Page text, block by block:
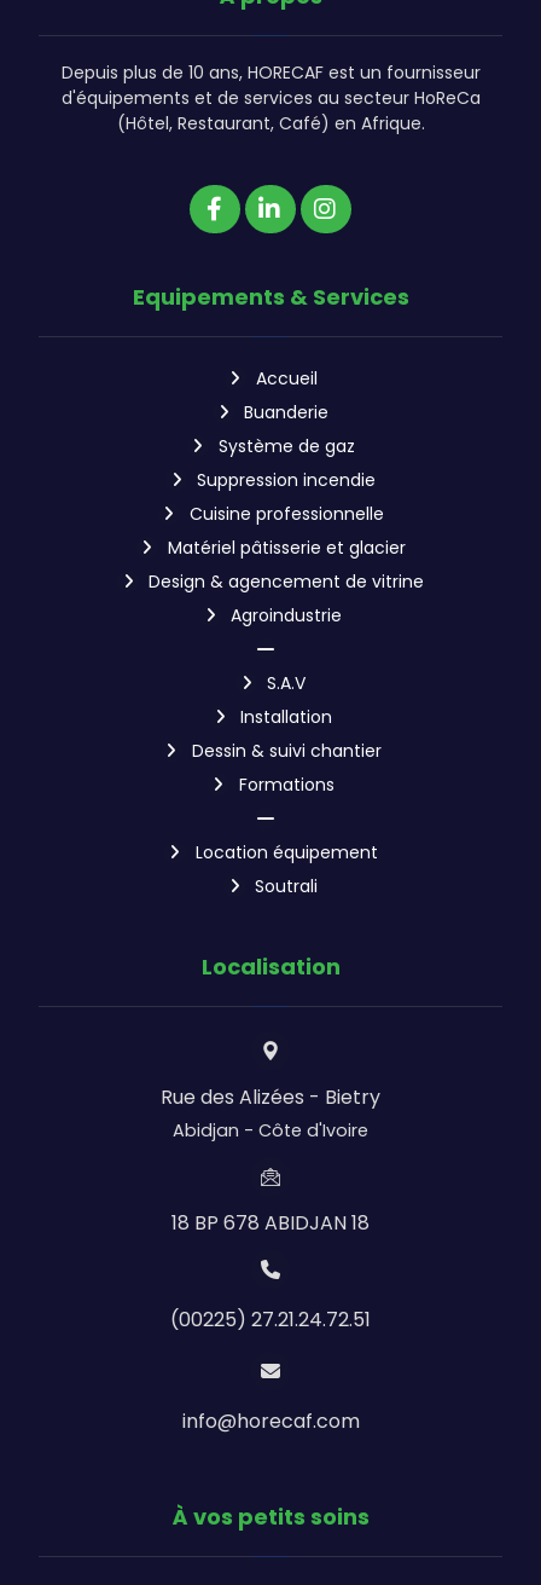
Depuis plus de 10 ans, HORECAF est un fournisseur
d'équipements et de services au secteur HoReCa
(Hôtel, Restaurant, Café) en Afrique.
Equipements & Services
Accueil
Buanderie
Système de gaz
Suppression incendie
Cuisine professionnelle
Matériel pâtisserie et glacier
Design & agencement de vitrine
Agroindustrie
S.A.V
Installation
Dessin & suivi chantier
Formations
Location équipement
Soutrali
Localisation
Rue des Alizées - Bietry
Abidjan - Côte d'Ivoire
18 BP 678 ABIDJAN 18
(00225) 27.21.24.72.51
info@horecaf.com
À vos petits soins